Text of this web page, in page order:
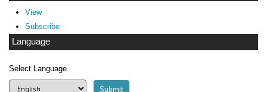
View
Subscribe
Language
Select Language